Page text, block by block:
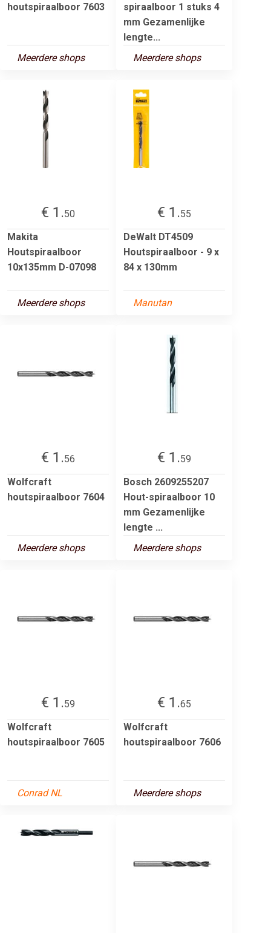
houtspiraalboor 7603
Meerdere shops
spiraalboor 1 stuks 4
mm Gezamenlijke
lengte...
Meerdere shops
€ 1.50
Makita
Houtspiraalboor
10x135mm D-07098
Meerdere shops
€ 1.55
DeWalt DT4509
Houtspiraalboor - 9 x
84 x 130mm
Manutan
€ 1.56
Wolfcraft
houtspiraalboor 7604
Meerdere shops
€ 1.59
Bosch 2609255207
Hout-spiraalboor 10
mm Gezamenlijke
lengte ...
Meerdere shops
€ 1.59
Wolfcraft
houtspiraalboor 7605
Conrad NL
€ 1.65
Wolfcraft
houtspiraalboor 7606
Meerdere shops